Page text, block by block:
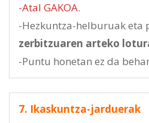
-Atal GAKOA.
-Hezkuntza-helburuak
zerbitzuaren arteko
-Puntu honetan ez da
7. Ikaskuntza-jarduerak